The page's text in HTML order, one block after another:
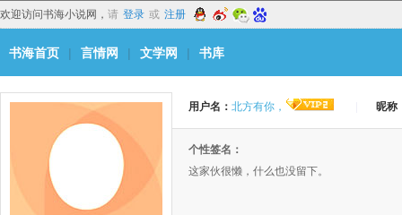
欢迎访问书海小说网， 请 登录 或 注册
书海首页 | 言情网 | 文学网 | 书库
用户名： 北方有你， 昵称
个性签名：
这家伙很懒，什么也没留下。